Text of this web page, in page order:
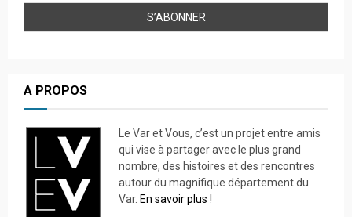
A PROPOS
Le Var et Vous, c’est un projet entre amis
qui vise à partager avec le plus grand
nombre, des histoires et des rencontres
autour du magnifique département du
Var. En savoir plus !